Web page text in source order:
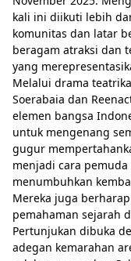
kali ini diikuti lebih
komunitas dan latar
beragam atraksi dan
yang
Melalui drama
Soerabaia dan
elemen bangsa
untuk mengenang
gugur
menjadi cara
menumbuhkan
Mereka juga
pemahaman sejarah
Pertunjukan dibuka
adegan kemarahan